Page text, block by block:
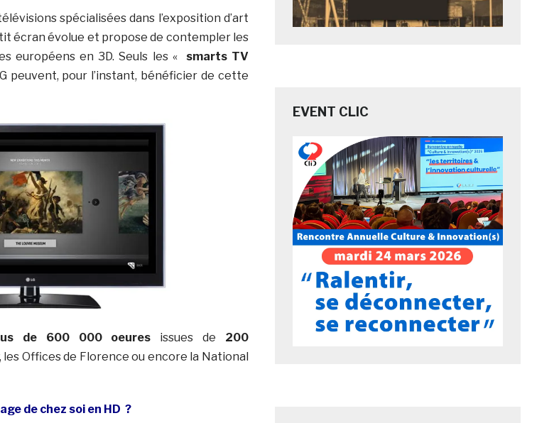
spécialisées dans l’exposition d’art
écran évolue et propose de contempler les
européens en 3D. Seuls les « smarts TV
peuvent, pour l’instant, bénéficier de cette
de 600 000 oeures issues de 200
les Offices de Florence ou encore la National
de chez soi en HD ?
EVENT CLIC